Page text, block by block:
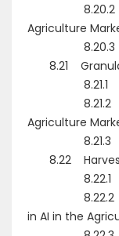
8.20.2 Role
Agriculture
8.20.3
8.21
8.21.1
8.21.2 Role
Agriculture
8.21.3
8.22 Harvest
8.22.1
8.22.2 Role
in AI in the